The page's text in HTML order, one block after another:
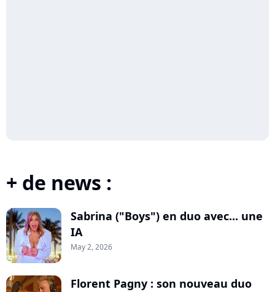
+ de news :
Sabrina ("Boys") en duo avec... une
IA
May 2, 2026
Florent Pagny : son nouveau duo